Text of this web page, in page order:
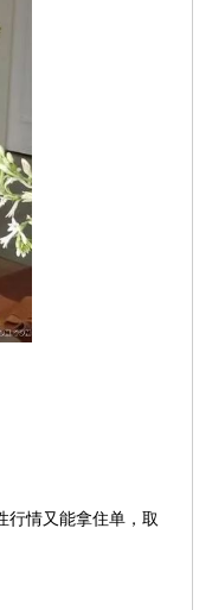
情又能拿住单，取